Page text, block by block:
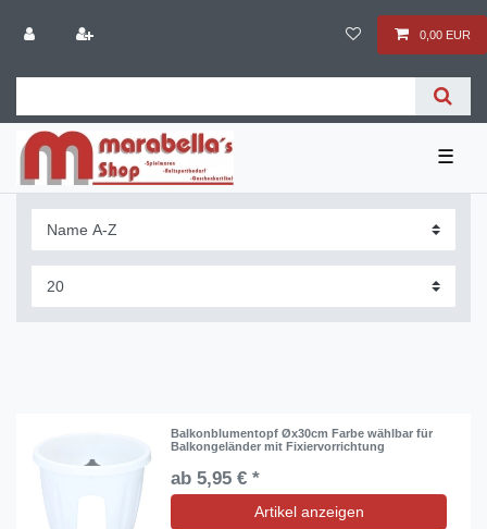
0,00 EUR
☰
Balkonblumentopf Øx30cm Farbe wählbar für
Balkongeländer mit Fixiervorrichtung
ab 5,95 € *
Artikel anzeigen